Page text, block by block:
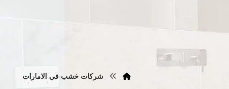
شركات خشب في الامارات